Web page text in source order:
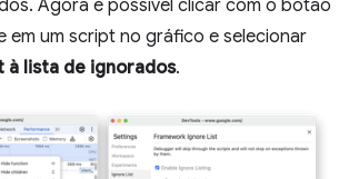
Agora é possível clicar com o botão
em um script no gráfico e selecionar
à lista de ignorados.